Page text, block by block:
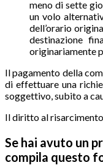
meno di sette
un volo
dell’orario
destinazione
originariamente
Il pagamento della
di effettuare una
soggettivo, subito a
Il diritto al
Se hai avuto un
compila questo